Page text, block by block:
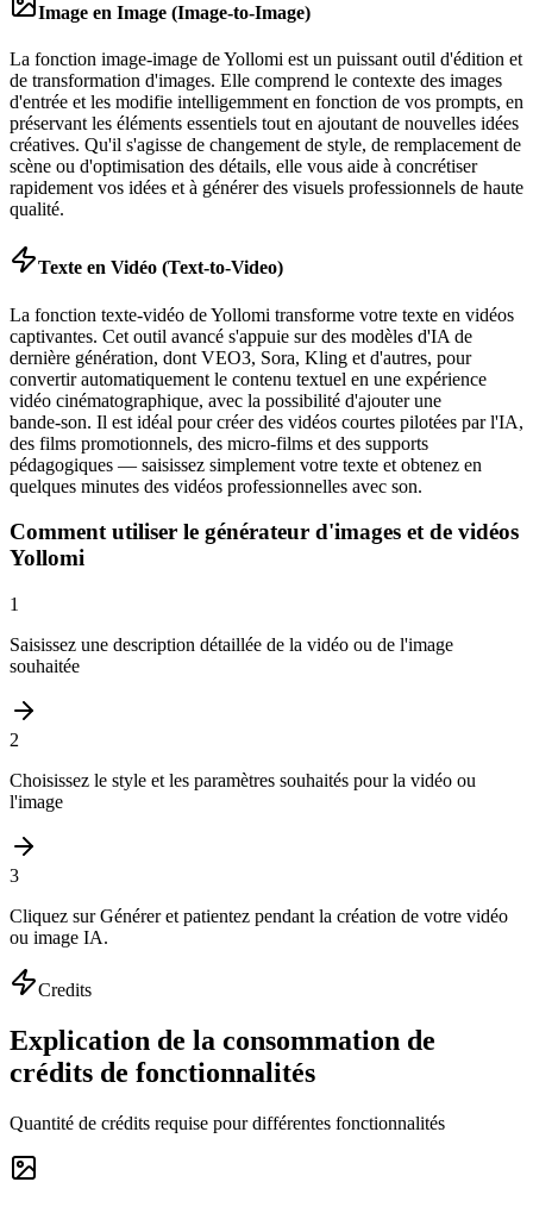
Image en Image (Image-to-Image)
La fonction image‑image de Yollomi est un puissant outil d'édition et
de transformation d'images. Elle comprend le contexte des images
d'entrée et les modifie intelligemment en fonction de vos prompts, en
préservant les éléments essentiels tout en ajoutant de nouvelles idées
créatives. Qu'il s'agisse de changement de style, de remplacement de
scène ou d'optimisation des détails, elle vous aide à concrétiser
rapidement vos idées et à générer des visuels professionnels de haute
qualité.
Texte en Vidéo (Text-to-Video)
La fonction texte‑vidéo de Yollomi transforme votre texte en vidéos
captivantes. Cet outil avancé s'appuie sur des modèles d'IA de
dernière génération, dont VEO3, Sora, Kling et d'autres, pour
convertir automatiquement le contenu textuel en une expérience
vidéo cinématographique, avec la possibilité d'ajouter une
bande‑son. Il est idéal pour créer des vidéos courtes pilotées par l'IA,
des films promotionnels, des micro‑films et des supports
pédagogiques — saisissez simplement votre texte et obtenez en
quelques minutes des vidéos professionnelles avec son.
Comment utiliser le générateur d'images et de vidéos
Yollomi
1
Saisissez une description détaillée de la vidéo ou de l'image
souhaitée
2
Choisissez le style et les paramètres souhaités pour la vidéo ou
l'image
3
Cliquez sur Générer et patientez pendant la création de votre vidéo
ou image IA.
Credits
Explication de la consommation de
crédits de fonctionnalités
Quantité de crédits requise pour différentes fonctionnalités